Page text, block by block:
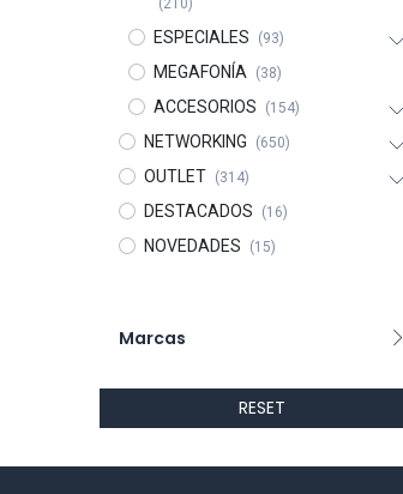
(210)
ESPECIALES (93)
MEGAFONÍA (38)
ACCESORIOS (154)
NETWORKING (650)
OUTLET (314)
DESTACADOS (16)
NOVEDADES (15)
Marcas
RESET